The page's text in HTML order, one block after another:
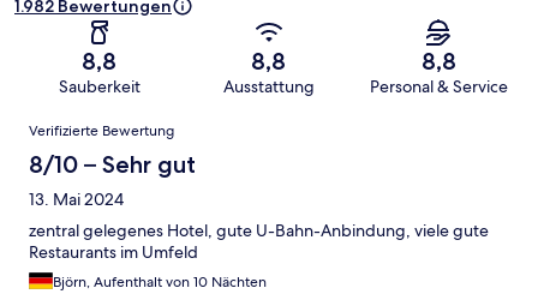
1.982 Bewertungen
8,8
Sauberkeit
8,8
Ausstattung
8,8
Personal & Service
Bewertungen
Verifizierte Bewertung
8/10 – Sehr gut
13. Mai 2024
zentral gelegenes Hotel, gute U-Bahn-Anbindung, viele gute
Restaurants im Umfeld
Björn, Aufenthalt von 10 Nächten